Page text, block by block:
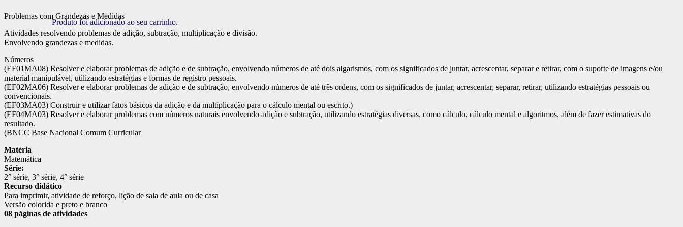
Produto foi adicionado ao seu carrinho.
Problemas com Grandezas e Medidas
Atividades resolvendo problemas de adição, subtração, multiplicação e divisão.
Envolvendo grandezas e medidas.
Números
(EF01MA08) Resolver e elaborar problemas de adição e de subtração, envolvendo números de até dois algarismos, com os significados de juntar, acrescentar, separar e retirar, com o suporte de imagens e/ou
material manipulável, utilizando estratégias e formas de registro pessoais.
(EF02MA06) Resolver e elaborar problemas de adição e de subtração, envolvendo números de até três ordens, com os significados de juntar, acrescentar, separar, retirar, utilizando estratégias pessoais ou
convencionais.
(EF03MA03) Construir e utilizar fatos básicos da adição e da multiplicação para o cálculo mental ou escrito.)
(EF04MA03) Resolver e elaborar problemas com números naturais envolvendo adição e subtração, utilizando estratégias diversas, como cálculo, cálculo mental e algoritmos, além de fazer estimativas do
resultado.
(BNCC Base Nacional Comum Curricular
Matéria
Matemática
Série:
2° série, 3° série, 4° série
Recurso didático
Para imprimir, atividade de reforço, lição de sala de aula ou de casa
Versão colorida e preto e branco
08 páginas de atividades